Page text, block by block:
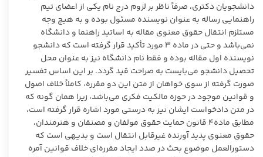
دانشجویان دکتری، صرفاً ناظر بر لزوم درج نام یکی از اعضای تیم
راهنمایی رساله به عنوان نویسنده مسئول بوده و به هیچ وجه
مستلزم انتقال حقوق معنوی مقاله به اساتید راهنما و دانشگاه
نمی‌باشد و حتی در ماده ۳ مورد تأکید قرار گرفته است که دانشجو
نویسنده اول مقاله بوده و فقط نام دانشگاه نیز به عنوان محل
تحصیل دانشجو می‌بایست به صراحت قید گردد. بر این اساس تفسیر
صورت گرفته از سوی خواهان از متن این دو مقرره، کاملاً خلاف اصول
و قوانین موجود در حوزه مالکیت فکری می‌باشد، زیرا همان گونه که
در متن دادخواست ایشان نیز به درستی مورد اشاره قرار گرفته است،
مطابق ماده۴ قانون حمایت حقوق مولفان و مصنفان و هنرمندان،
حقوق معنوی پدید آورنده غیرقابل انتقال است و بدیهی است که
دستورالعمل موضوع بحث در صدد ایجاد مقرره‌ای خلاف قوانین آمره